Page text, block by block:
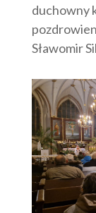
duchowny
Sławomir